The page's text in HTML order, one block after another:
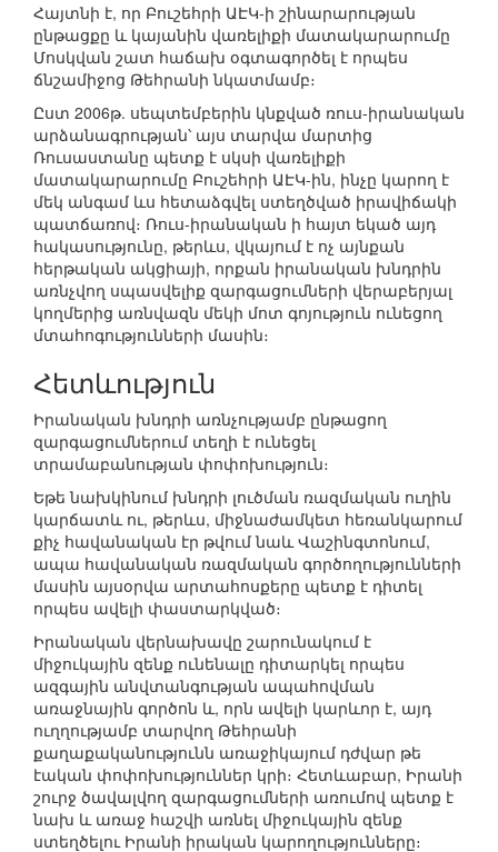
Հայտնի է, որ Բուշեհրի ԱԷԿ-ի շինարարության
ընթացքը և կայանին վառելիքի մատակարարումը
Մոսկվան շատ հաճախ օգտագործել է որպես
ճնշամիջոց Թեհրանի նկատմամբ։
Ըստ 2006թ. սեպտեմբերին կնքված ռուս-իրանական
արձանագրության՝ այս տարվա մարտից
Ռուսաստանը պետք է սկսի վառելիքի
մատակարարումը Բուշեհրի ԱԷԿ-ին, ինչը կարող է
մեկ անգամ ևս հետաձգվել ստեղծված իրավիճակի
պատճառով։ Ռուս-իրանական ի հայտ եկած այդ
հակասությունը, թերևս, վկայում է ոչ այնքան
հերթական ակցիայի, որքան իրանական խնդրին
առնչվող սպասվելիք զարգացումների վերաբերյալ
կողմերից առնվազն մեկի մոտ գոյություն ունեցող
մտահոգությունների մասին։
Հետևություն
Իրանական խնդրի առնչությամբ ընթացող
զարգացումներում տեղի է ունեցել
տրամաբանության փոփոխություն։
Եթե նախկինում խնդրի լուծման ռազմական ուղին
կարճատև ու, թերևս, միջնաժամկետ հեռանկարում
քիչ հավանական էր թվում նաև Վաշինգտոնում,
ապա հավանական ռազմական գործողությունների
մասին այսօրվա արտահոսքերը պետք է դիտել
որպես ավելի փաստարկված։
Իրանական վերնախավը շարունակում է
միջուկային զենք ունենալը դիտարկել որպես
ազգային անվտանգության ապահովման
առաջնային գործոն և, որն ավելի կարևոր է, այդ
ուղղությամբ տարվող Թեհրանի
քաղաքականությունն առաջիկայում դժվար թե
էական փոփոխություններ կրի։ Հետևաբար, Իրանի
շուրջ ծավալվող զարգացումների առումով պետք է
նախ և առաջ հաշվի առնել միջուկային զենք
ստեղծելու Իրանի իրական կարողությունները։